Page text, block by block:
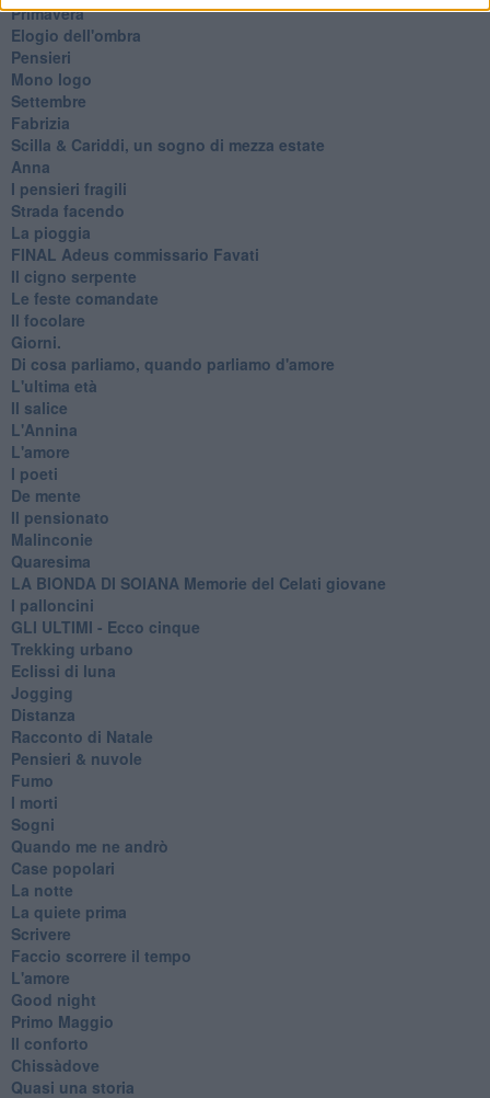
Primavera
Elogio dell'ombra
Pensieri
Mono logo
Settembre
Fabrizia
​Scilla & Cariddi, un sogno di mezza estate
Anna
I pensieri fragili
Strada facendo
La pioggia
FINAL Adeus commissario Favati
Il cigno serpente
Le feste comandate
Il focolare
Giorni.
Di cosa parliamo, quando parliamo d'amore
L'ultima età
Il salice
L'Annina
L'amore
I poeti
De mente
Il pensionato
Malinconie
Quaresima
LA BIONDA DI SOIANA Memorie del Celati giovane
I palloncini
GLI ULTIMI - Ecco cinque
Trekking urbano
Eclissi di luna
Jogging
Distanza
Racconto di Natale
Pensieri & nuvole
Fumo
I morti
Sogni
Quando me ne andrò
Case popolari
La notte
La quiete prima
Scrivere
Faccio scorrere il tempo
L'amore
Good night
Primo Maggio
Il conforto
Chissàdove
Quasi una storia